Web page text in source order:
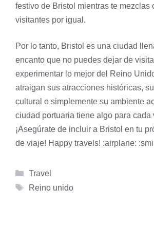
festivo de Bristol mientras te mezclas
visitantes por igual.
Por lo tanto, Bristol es una ciudad
encanto que no puedes dejar de
experimentar lo mejor del Reino
atraigan sus atracciones históricas,
cultural o simplemente su ambiente
ciudad portuaria tiene algo para cada
¡Asegúrate de incluir a Bristol en tu
de viaje! Happy travels! :airplane:
Categorías
Travel
Etiquetas
Reino unido